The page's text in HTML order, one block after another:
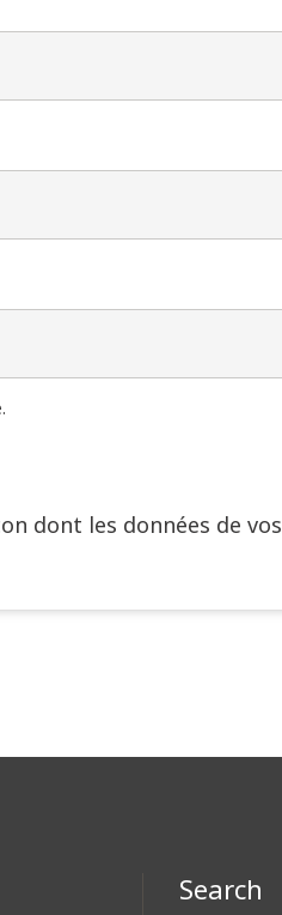
dont les données de vos
Search